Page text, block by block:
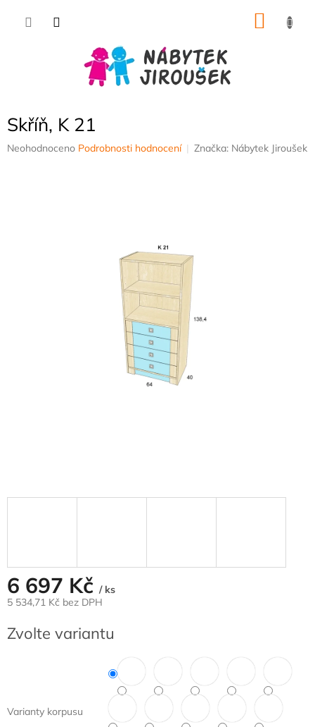
Skříň, K 21
Průměrné
Neohodnoceno Podrobnosti hodnocení Značka: Nábytek Jiroušek
6 697 Kč / ks
5 534,71 Kč bez DPH
cena:
Zvolte variantu
Varianty korpusu